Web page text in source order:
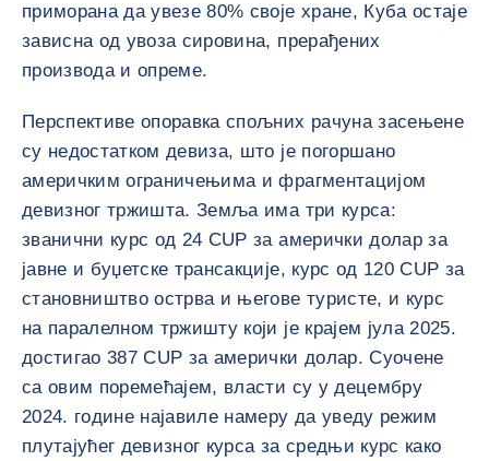
приморана да увезе 80% своје хране, Куба остаје
зависна од увоза сировина, прерађених
производа и опреме.
Перспективе опоравка спољних рачуна засењене
су недостатком девиза, што је погоршано
америчким ограничењима и фрагментацијом
девизног тржишта. Земља има три курса:
званични курс од 24 CUP за амерички долар за
јавне и буџетске трансакције, курс од 120 CUP за
становништво острва и његове туристе, и курс
на паралелном тржишту који је крајем јула 2025.
достигао 387 CUP за амерички долар. Суочене
са овим поремећајем, власти су у децембру
2024. године најавиле намеру да уведу режим
плутајућег девизног курса за средњи курс како